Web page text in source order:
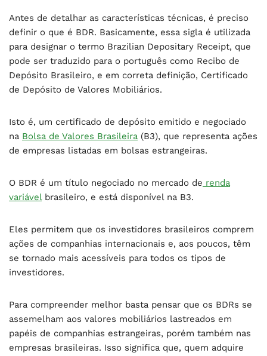
Antes de detalhar as características técnicas, é preciso
definir o que é BDR. Basicamente, essa sigla é utilizada
para designar o termo Brazilian Depositary Receipt, que
pode ser traduzido para o português como Recibo de
Depósito Brasileiro, e em correta definição, Certificado
de Depósito de Valores Mobiliários.
Isto é, um certificado de depósito emitido e negociado
na Bolsa de Valores Brasileira (B3), que representa ações
de empresas listadas em bolsas estrangeiras.
O BDR é um título negociado no mercado de renda
variávelbrasileiro, e está disponível na B3.
Eles permitem que os investidores brasileiros comprem
ações de companhias internacionais e, aos poucos, têm
se tornado mais acessíveis para todos os tipos de
investidores.
Para compreender melhor basta pensar que os BDRs se
assemelham aos valores mobiliários lastreados em
papéis de companhias estrangeiras, porém também nas
empresas brasileiras. Isso significa que, quem adquire